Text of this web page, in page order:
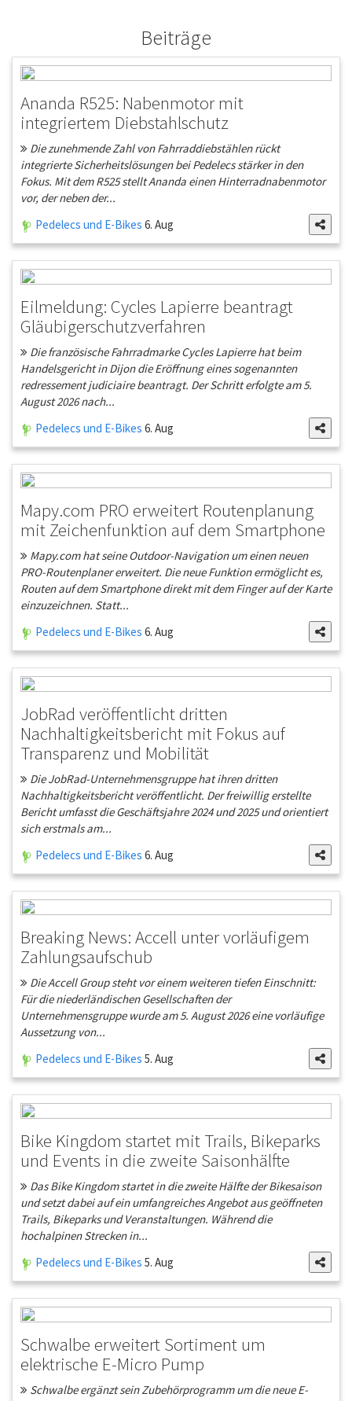
Beiträge
Ananda R525: Nabenmotor mit
integriertem Diebstahlschutz
Die zunehmende Zahl von Fahrraddiebstählen rückt
integrierte Sicherheitslösungen bei Pedelecs stärker in den
Fokus. Mit dem R525 stellt Ananda einen Hinterradnabenmotor
vor, der neben der...
Pedelecs und E-Bikes 6. Aug
Eilmeldung: Cycles Lapierre beantragt
Gläubigerschutzverfahren
Die französische Fahrradmarke Cycles Lapierre hat beim
Handelsgericht in Dijon die Eröffnung eines sogenannten
redressement judiciaire beantragt. Der Schritt erfolgte am 5.
August 2026 nach...
Pedelecs und E-Bikes 6. Aug
Mapy.com PRO erweitert Routenplanung
mit Zeichenfunktion auf dem Smartphone
Mapy.com hat seine Outdoor-Navigation um einen neuen
PRO-Routenplaner erweitert. Die neue Funktion ermöglicht es,
Routen auf dem Smartphone direkt mit dem Finger auf der Karte
einzuzeichnen. Statt...
Pedelecs und E-Bikes 6. Aug
JobRad veröffentlicht dritten
Nachhaltigkeitsbericht mit Fokus auf
Transparenz und Mobilität
Die JobRad-Unternehmensgruppe hat ihren dritten
Nachhaltigkeitsbericht veröffentlicht. Der freiwillig erstellte
Bericht umfasst die Geschäftsjahre 2024 und 2025 und orientiert
sich erstmals am...
Pedelecs und E-Bikes 6. Aug
Breaking News: Accell unter vorläufigem
Zahlungsaufschub
Die Accell Group steht vor einem weiteren tiefen Einschnitt:
Für die niederländischen Gesellschaften der
Unternehmensgruppe wurde am 5. August 2026 eine vorläufige
Aussetzung von...
Pedelecs und E-Bikes 5. Aug
Bike Kingdom startet mit Trails, Bikeparks
und Events in die zweite Saisonhälfte
Das Bike Kingdom startet in die zweite Hälfte der Bikesaison
und setzt dabei auf ein umfangreiches Angebot aus geöffneten
Trails, Bikeparks und Veranstaltungen. Während die
hochalpinen Strecken in...
Pedelecs und E-Bikes 5. Aug
Schwalbe erweitert Sortiment um
elektrische E-Micro Pump
Schwalbe ergänzt sein Zubehörprogramm um die neue E-